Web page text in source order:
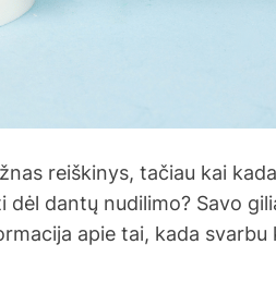
reiškinys, tačiau kai
dantų nudilimo? Savo
apie tai, kada svarbu